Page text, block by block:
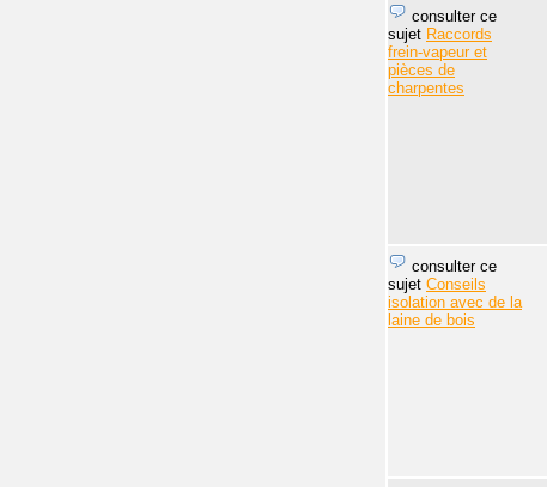
consulter ce
sujet Raccords
frein-vapeur et
pièces de
charpentes
consulter ce
sujet Conseils
isolation avec de la
laine de bois